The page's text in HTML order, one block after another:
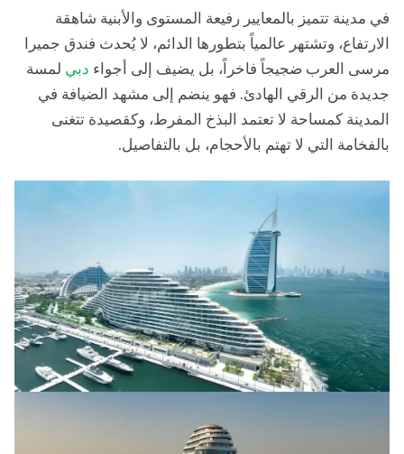
في مدينة تتميز بالمعايير رفيعة المستوى والأبنية شاهقة
الارتفاع، وتشتهر عالمياً بتطورها الدائم، لا يُحدث فندق جميرا
مرسى العرب ضجيجاً فاخراً، بل يضيف إلى أجواء دبي لمسة
جديدة من الرقي الهادئ. فهو ينضم إلى مشهد الضيافة في
المدينة كمساحة لا تعتمد البذخ المفرط، وكقصيدة تتغنى
بالفخامة التي لا تهتم بالأحجام، بل بالتفاصيل.